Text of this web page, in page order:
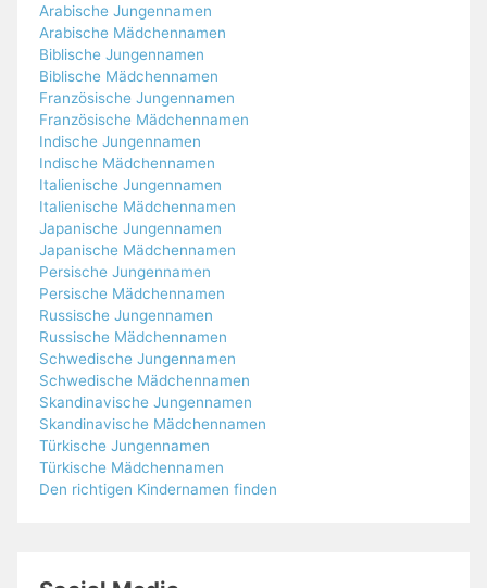
Arabische Jungennamen
Arabische Mädchennamen
Biblische Jungennamen
Biblische Mädchennamen
Französische Jungennamen
Französische Mädchennamen
Indische Jungennamen
Indische Mädchennamen
Italienische Jungennamen
Italienische Mädchennamen
Japanische Jungennamen
Japanische Mädchennamen
Persische Jungennamen
Persische Mädchennamen
Russische Jungennamen
Russische Mädchennamen
Schwedische Jungennamen
Schwedische Mädchennamen
Skandinavische Jungennamen
Skandinavische Mädchennamen
Türkische Jungennamen
Türkische Mädchennamen
Den richtigen Kindernamen finden